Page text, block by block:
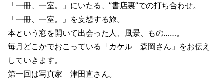
「一冊、一室。」にいたる、”書店裏”での打ち合わせ。
「一冊、一室。」を妄想する旅。
本という窓を開いて出会った人、風景、もの……。
毎月どこかでおこっている「カケル 森岡さん」をお伝え
していきます。
第一回は写真家 津田直さん。